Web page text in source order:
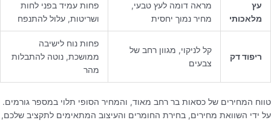
עץ
מלאכותי
מראה דומה לעץ טבעי,
מחיר נמוך יחסית
פחות עמיד בפני לחות
ושריטות, עלול להתנפח
ריפוד דק
קל לניקוי, מגוון רחב של
צבעים
פחות נוח לישיבה
ממושכת, נוטה להתבלות
מהר
טווח המחירים של כסאות בר רחב מאוד, והמחיר הסופי תלוי במספר גורמים.
על ידי השוואת מחירים, בחירת החומרים והעיצוב המתאימים לתקציב שלכם,